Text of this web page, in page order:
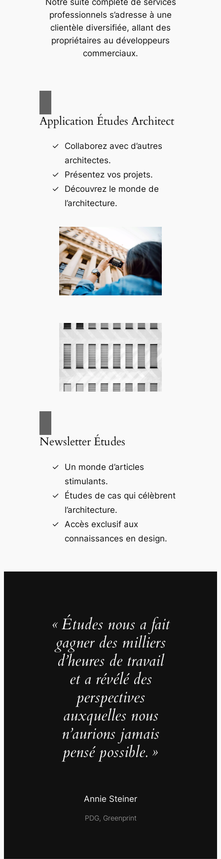
Notre suite complète de services
professionnels s’adresse à une
clientèle diversifiée, allant des
propriétaires au développeurs
commerciaux.
Application Études Architect
Collaborez avec d’autres
architectes.
Présentez vos projets.
Découvrez le monde de
l’architecture.
Newsletter Études
Un monde d’articles
stimulants.
Études de cas qui célèbrent
l’architecture.
Accès exclusif aux
connaissances en design.
« Études nous a fait
gagner des milliers
d’heures de travail
et a révélé des
perspectives
auxquelles nous
n’aurions jamais
pensé possible. »
Annie Steiner
PDG, Greenprint